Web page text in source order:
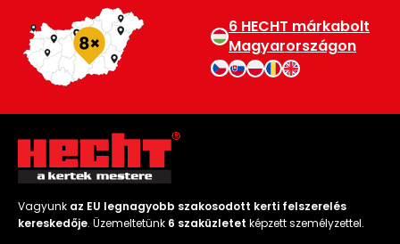
6 HECHT márkabolt
Magyarországon
Vagyunk az EU legnagyobb szakosodott kerti felszerelés
kereskedője. Üzemeltetünk 6 szaküzletet képzett személyzettel.